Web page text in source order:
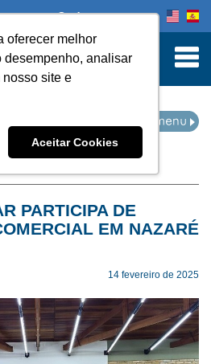
oferecer melhor
desempenho, analisar
site e
Aceitar Cookies
Onde comprar
PARTICIPA DE
EM NAZARÉ
14 fevereiro de 2025